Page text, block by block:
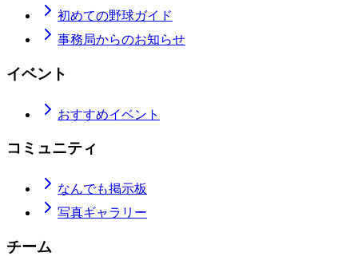
初めての野球ガイド
事務局からのお知らせ
イベント
おすすめイベント
コミュニティ
なんでも掲示板
写真ギャラリー
チーム